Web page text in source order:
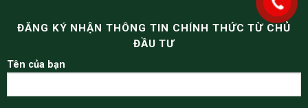
ĐĂNG KÝ NHẬN THÔNG TIN CHÍNH THỨC TỪ CHỦ
ĐẦU TƯ
Tên của bạn